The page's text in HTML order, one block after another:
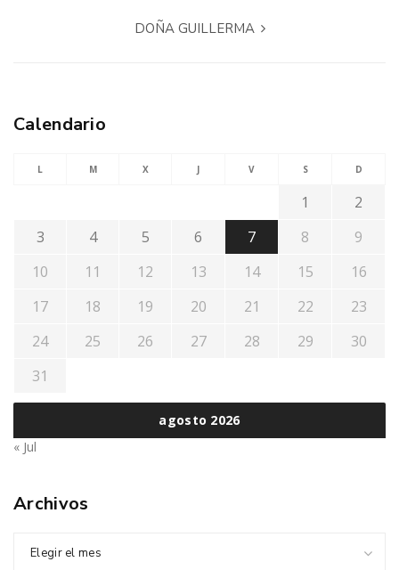
DOÑA GUILLERMA
Calendario
agosto 2026
L M X J V S D
1
2
3
4 5 6 7 8
9
10
11 12 13 14 15
16
17
18 19 20 21 22
23
24
25 26 27 28 29
30
31
« Jul
Archivos
Elegir el mes